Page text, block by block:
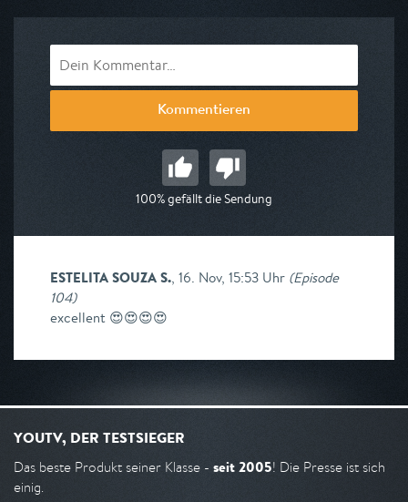
Kommentieren
100% gefällt die Sendung
ESTELITA SOUZA S., 16. Nov, 15:53 Uhr (Episode
104)
excellent 😍😍😍😍
YOUTV, DER TESTSIEGER
Das beste Produkt seiner Klasse - seit 2005! Die Presse ist sich
einig.